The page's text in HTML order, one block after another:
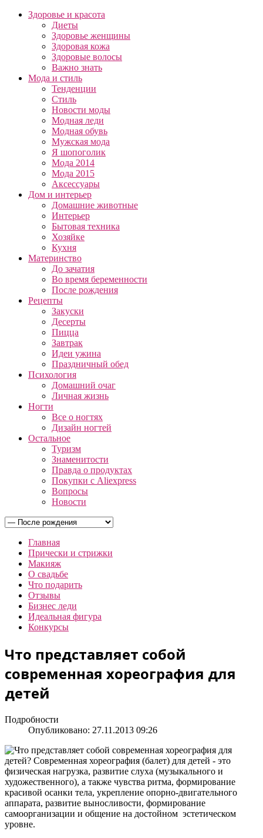
Здоровье и красота
Диеты
Здоровье женщины
Здоровая кожа
Здоровые волосы
Важно знать
Мода и стиль
Тенденции
Стиль
Новости моды
Модная леди
Модная обувь
Мужская мода
Я шопоголик
Мода 2014
Мода 2015
Аксессуары
Дом и интерьер
Домашние животные
Интерьер
Бытовая техника
Хозяйке
Кухня
Материнство
До зачатия
Во время беременности
После рождения
Рецепты
Закуски
Десерты
Пицца
Завтрак
Идеи ужина
Праздничный обед
Психология
Домашний очаг
Личная жизнь
Ногти
Все о ногтях
Дизайн ногтей
Остальное
Туризм
Знаменитости
Правда о продуктах
Покупки с Aliexpress
Вопросы
Новости
Главная
Прически и стрижки
Макияж
О свадьбе
Что подарить
Отзывы
Бизнес леди
Идеальная фигура
Конкурсы
Что представляет собой
современная хореография для
детей
Подробности
Опубликовано: 27.11.2013 09:26
Что представляет собой современная хореография для
детей? Современная хореография (балет) для детей - это
физическая нагрузка, развитие слуха (музыкального и
художественного), а также чувства ритма, формирование
красивой осанки тела, укрепление опорно-двигательного
аппарата, развитие выносливости, формирование
самоорганизации и общение на достойном эстетическом
уровне.